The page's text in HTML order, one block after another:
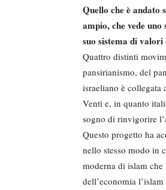
Quello che è andato
ampio, che vede
suo sistema di
Quattro distinti
pansirianismo, del
israeliano è
Venti e, in quanto
sogno di rinvigorire
Questo progetto ha
nello stesso modo in
moderna di islam che
dell’economia